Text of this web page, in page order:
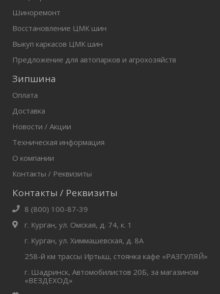
Шиноремонт
Восстановление ЦМК шин
Выкуп каркасов ЦМК шин
Предложение для автопарков и агрохозяйств
Зипшина
Оплата
Доставка
Новости / Акции
Техническая информация
О компании
Контакты / Реквизиты
Контакты / Реквизиты
8 (800) 100-87-39
г. Курган, ул. Омская, д. 74, к. 1
г. Курган, ул. Химмашевская, д. 8А
258-й км трассы Иртыш, стоянка кафе «РАЗГУЛЯЙ»
г. Шадринск, Автомобилистов 20Б, за магазином
«ВЕЗДЕХОД»